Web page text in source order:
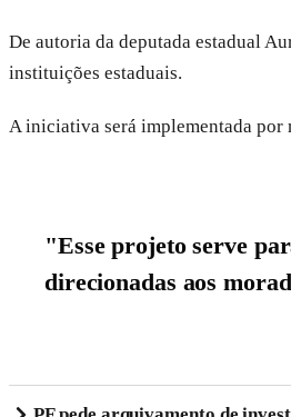
De autoria da deputada estadual
instituições estaduais.
A iniciativa será implementada por
"Esse projeto serve
direcionadas aos